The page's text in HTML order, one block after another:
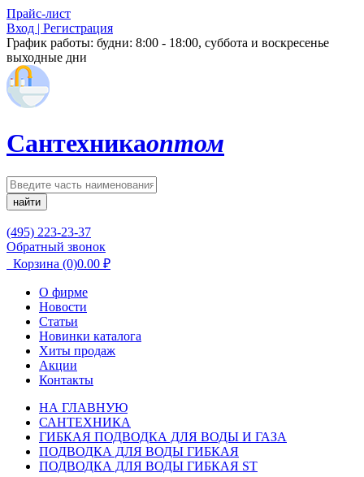
Прайс-лист
Вход | Регистрация
График работы: будни: 8:00 - 18:00, суббота и воскресенье
выходные дни
Сантехникаоптом
найти
(495) 223-23-37
Обратный звонок
Корзина (0)0.00 ₽
О фирме
Новости
Статьи
Новинки каталога
Хиты продаж
Акции
Контакты
НА ГЛАВНУЮ
САНТЕХНИКА
ГИБКАЯ ПОДВОДКА ДЛЯ ВОДЫ И ГАЗА
ПОДВОДКА ДЛЯ ВОДЫ ГИБКАЯ
ПОДВОДКА ДЛЯ ВОДЫ ГИБКАЯ ST